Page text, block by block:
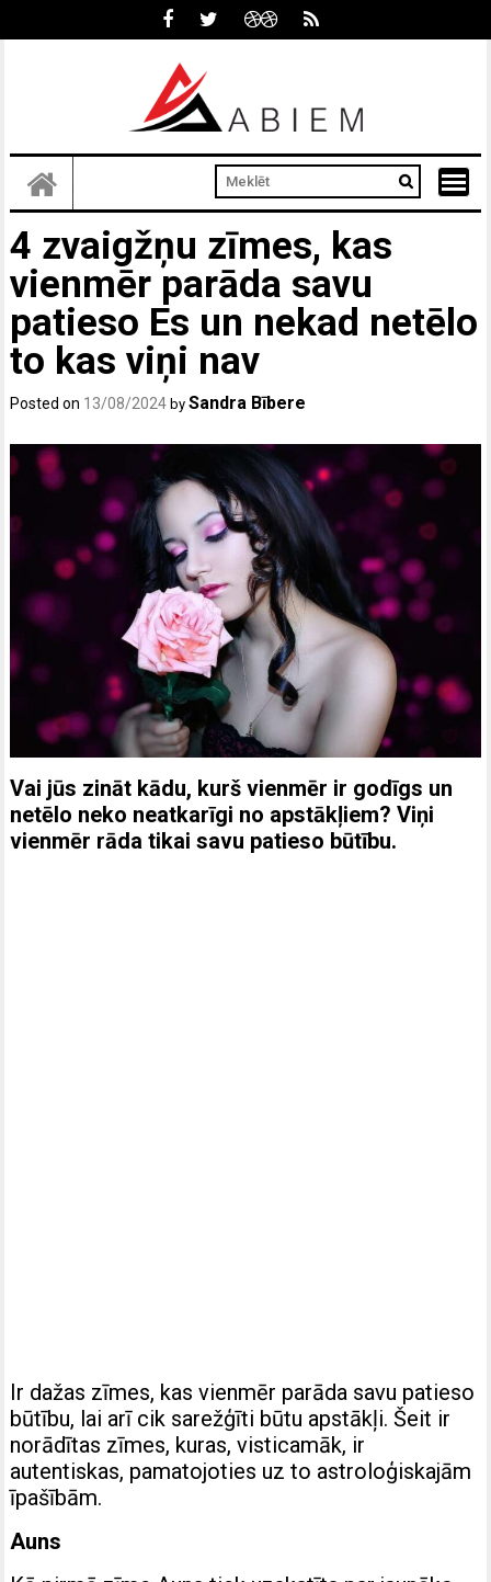
4 zvaigžņu zīmes, kas
vienmēr parāda savu
patieso Es un nekad netēlo
to kas viņi nav
Posted on 13/08/2024 bySandra Bībere
Vai jūs zināt kādu, kurš vienmēr ir godīgs un
netēlo neko neatkarīgi no apstākļiem? Viņi
vienmēr rāda tikai savu patieso būtību.
Ir dažas zīmes, kas vienmēr parāda savu patieso
būtību, lai arī cik sarežģīti būtu apstākļi. Šeit ir
norādītas zīmes, kuras, visticamāk, ir
autentiskas, pamatojoties uz to astroloģiskajām
īpašībām.
Auns